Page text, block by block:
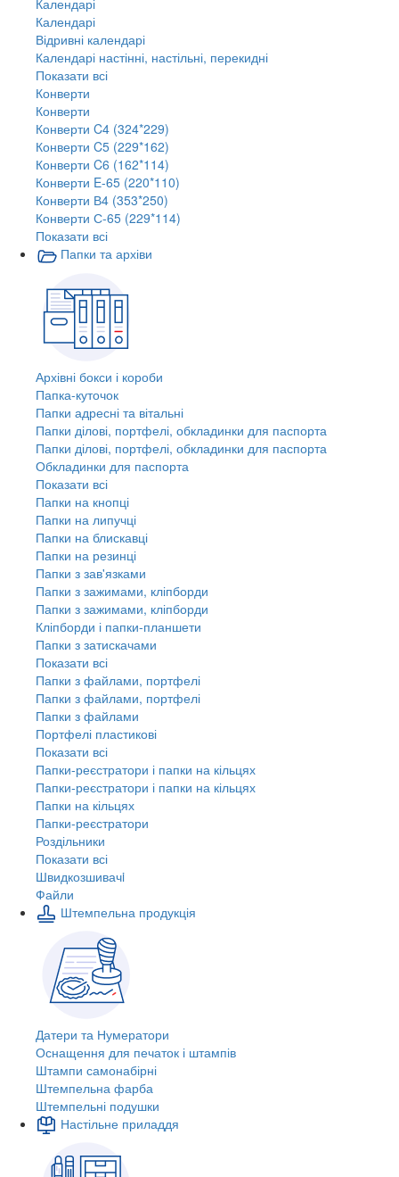
Календарі
Календарі
Відривні календарі
Календарі настінні, настільні, перекидні
Показати всі
Конверти
Конверти
Конверти C4 (324*229)
Конверти C5 (229*162)
Конверти C6 (162*114)
Конверти E-65 (220*110)
Конверти В4 (353*250)
Конверти С-65 (229*114)
Показати всі
Папки та архіви
Архівні бокси і короби
Папка-куточок
Папки адресні та вітальні
Папки ділові, портфелі, обкладинки для паспорта
Папки ділові, портфелі, обкладинки для паспорта
Обкладинки для паспорта
Показати всі
Папки на кнопці
Папки на липучці
Папки на блискавці
Папки на резинці
Папки з зав'язками
Папки з зажимами, кліпборди
Папки з зажимами, кліпборди
Кліпборди і папки-планшети
Папки з затискачами
Показати всі
Папки з файлами, портфелі
Папки з файлами, портфелі
Папки з файлами
Портфелі пластикові
Показати всі
Папки-реєстратори і папки на кільцях
Папки-реєстратори і папки на кільцях
Папки на кільцях
Папки-реєстратори
Роздільники
Показати всі
Швидкозшивачi
Файли
Штемпельна продукція
Датери та Нумератори
Оснащення для печаток і штампів
Штампи самонабірні
Штемпельна фарба
Штемпельні подушки
Настільне приладдя